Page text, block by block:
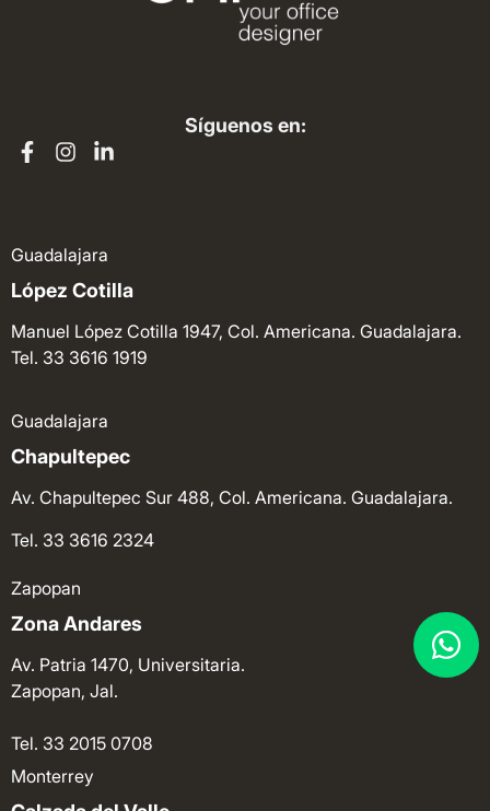
Síguenos en:
Guadalajara
López Cotilla
Manuel López Cotilla 1947, Col. Americana. Guadalajara.
Tel. 33 3616 1919
Guadalajara
Chapultepec
Av. Chapultepec Sur 488, Col. Americana. Guadalajara.
Tel. 33 3616 2324
Zapopan
Zona Andares
Av. Patria 1470, Universitaria.
Zapopan, Jal.
Tel. 33 2015 0708
Monterrey